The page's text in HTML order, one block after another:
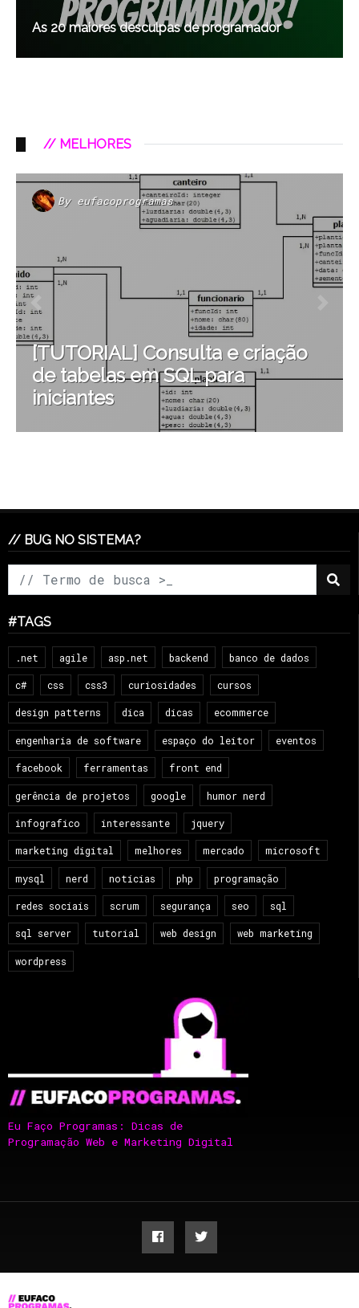
As 20 maiores desculpas de programador
// MELHORES
By eufacoprogramas
[TUTORIAL] Consulta e criação
de tabelas em SQL para
iniciantes
// BUG NO SISTEMA?
#TAGS
.net agile asp.net backend banco de dados
c# css css3 curiosidades cursos
design patterns dica dicas ecommerce
engenharia de software espaço do leitor eventos
facebook ferramentas front end
gerência de projetos google humor nerd
infografico interessante jquery
marketing digital melhores mercado microsoft
mysql nerd notícias php programação
redes sociais scrum segurança seo sql
sql server tutorial web design web marketing
wordpress
Eu Faço Programas: Dicas de
Programação Web e Marketing Digital